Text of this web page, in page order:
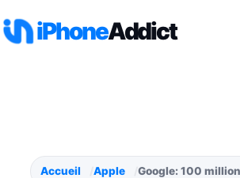
iPhoneAddict
Accueil Apple Google: 100